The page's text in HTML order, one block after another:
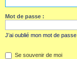
Mot de passe :
J’ai oublié mon mot de passe
Se souvenir de moi